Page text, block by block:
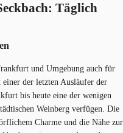
Täglich
und Umgebung auch für
der letzten Ausläufer der
bis heute eine der wenigen
Weinberg verfügen. Die
Charme und die Nähe zur